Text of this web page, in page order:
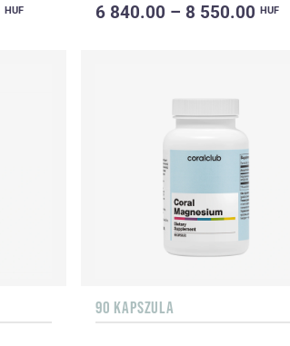
HUF 6 840.00 – 8 550.00 HUF
90 KAPSZULA